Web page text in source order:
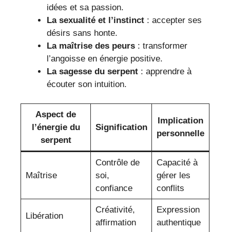
idées et sa passion.
La sexualité et l’instinct : accepter ses
désirs sans honte.
La maîtrise des peurs : transformer
l’angoisse en énergie positive.
La sagesse du serpent : apprendre à
écouter son intuition.
Aspect de
l’énergie du
serpent
Signification
Implication
personnelle
Maîtrise
Contrôle de
soi,
confiance
Capacité à
gérer les
conflits
Libération
Créativité,
affirmation
Expression
authentique